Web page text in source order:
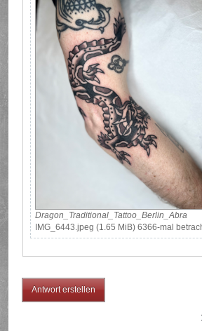
Dragon_Traditional_Tattoo_Berlin_Abra
IMG_6443.jpeg (1.65 MiB) 6366-mal
Antwort erstellen